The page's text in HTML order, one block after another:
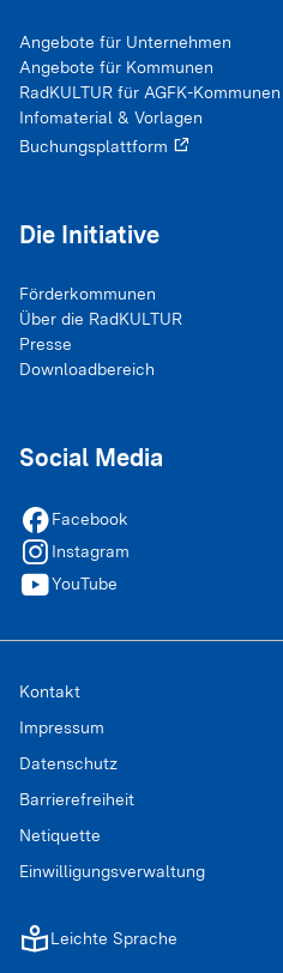
mastodon Mastodon
Angebote für Unternehmen
Angebote für Kommunen
RadKULTUR für AGFK-Kommunen
Infomaterial & Vorlagen
Buchungsplattform
Die Initiative
Förderkommunen
Über die RadKULTUR
Presse
Downloadbereich
Social Media
facebookFacebook
instagram Instagram
youtubeYouTube
Kontakt
Impressum
Datenschutz
Barrierefreiheit
Netiquette
Einwilligungsverwaltung
easyreadLeichte Sprache